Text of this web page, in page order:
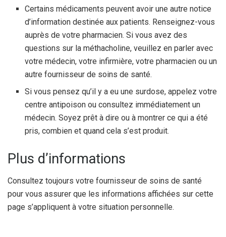
Certains médicaments peuvent avoir une autre notice
d’information destinée aux patients. Renseignez-vous
auprès de votre pharmacien. Si vous avez des
questions sur la méthacholine, veuillez en parler avec
votre médecin, votre infirmière, votre pharmacien ou un
autre fournisseur de soins de santé.
Si vous pensez qu’il y a eu une surdose, appelez votre
centre antipoison ou consultez immédiatement un
médecin. Soyez prêt à dire ou à montrer ce qui a été
pris, combien et quand cela s’est produit.
Plus d’informations
Consultez toujours votre fournisseur de soins de santé
pour vous assurer que les informations affichées sur cette
page s’appliquent à votre situation personnelle.